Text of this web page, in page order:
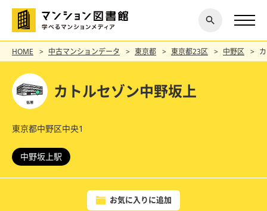
探す
閉じ
る
HOME 中古マンションデータ 東京都 東京都23区 中野区
カトルセゾン中野坂上
東京都中野区中央1
中野坂上駅
お気に入りに追加